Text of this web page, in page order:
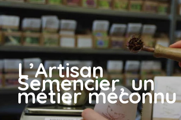
L’Artisan
Semencier, un
métier méconnu